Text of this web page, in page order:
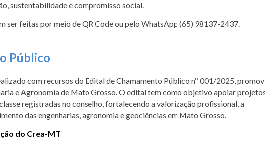
sustentabilidade e compromisso social.
ser feitas por meio de QR Code ou pelo WhatsApp (65) 98137-2437.
Público
com recursos do Edital de Chamamento Público nº 001/2025,
e Agronomia de Mato Grosso. O edital tem como objetivo apoiar projetos
registradas no conselho, fortalecendo a valorização profissional, a
das engenharias, agronomia e geociências em Mato Grosso.
do Crea-MT